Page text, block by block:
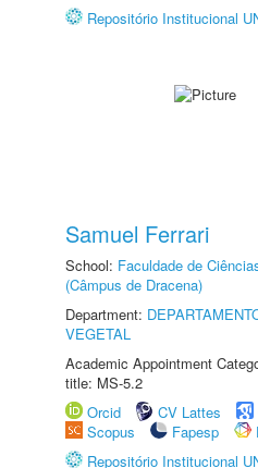
Repositório Institucional
Samuel Ferrari
School: Faculdade de
(Câmpus de Dracena)
Department:
VEGETAL
Academic Appointment
title: MS-5.2
Orcid
CV Lattes
Scopus
Fapesp
Repositório Institucional